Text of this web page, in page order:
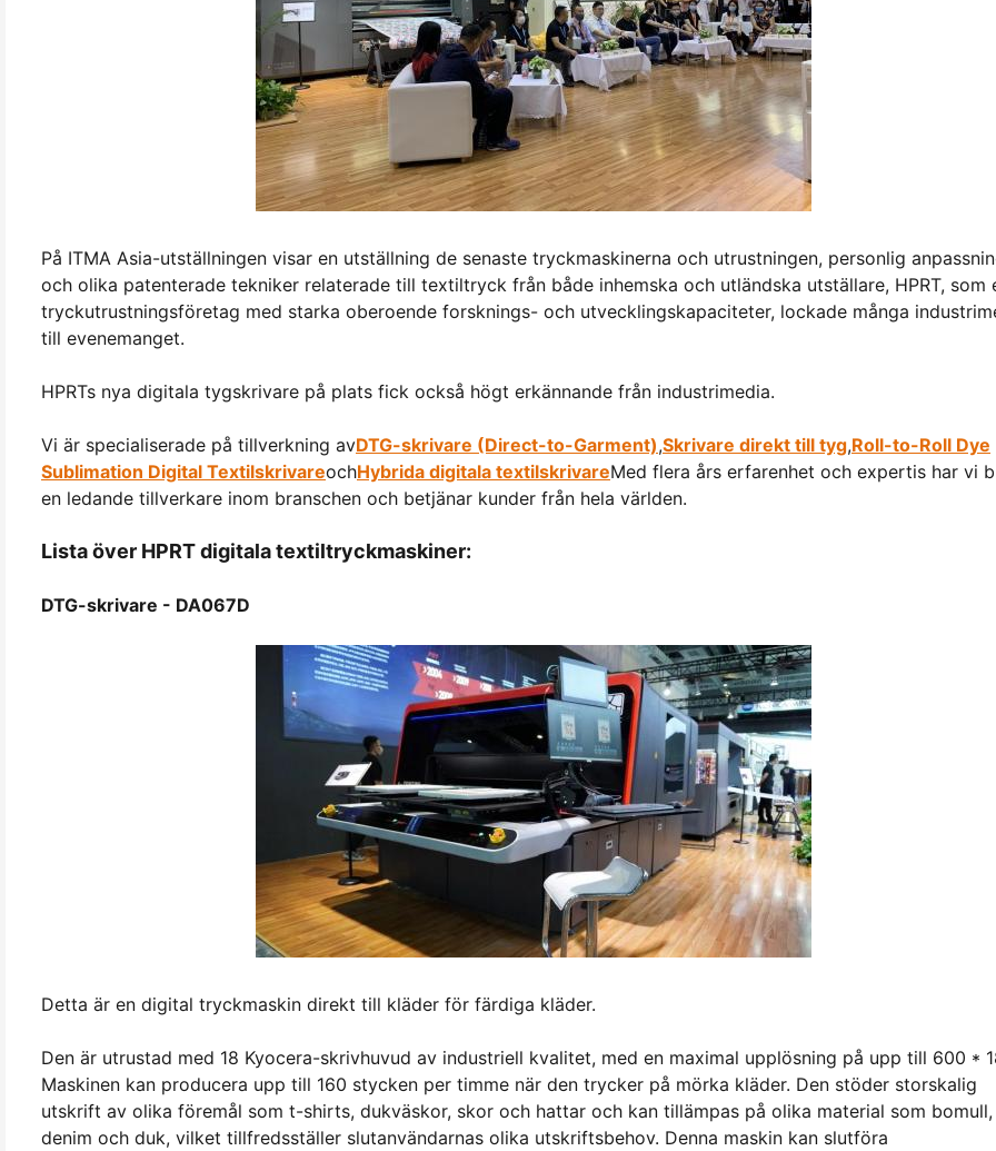
På ITMA Asia-utställningen visar en utställning de senaste tryckmaskinerna och utrustningen, personlig
och olika patenterade tekniker relaterade till textiltryck från både inhemska och utländska utställare, HPRT, som
tryckutrustningsföretag med starka oberoende forsknings- och utvecklingskapaciteter, lockade många
till evenemanget.
HPRTs nya digitala tygskrivare på plats fick också högt erkännande från industrimedia.
Vi är specialiserade på tillverkning avDTG-skrivare (Direct-to-Garment),Skrivare direkt till tyg,Roll-to-Roll Dye
Sublimation Digital TextilskrivareochHybrida digitala textilskrivareMed flera års erfarenhet och expertis har vi
en ledande tillverkare inom branschen och betjänar kunder från hela världen.
Lista över HPRT digitala textiltryckmaskiner:
DTG-skrivare - DA067D
Detta är en digital tryckmaskin direkt till kläder för färdiga kläder.
Den är utrustad med 18 Kyocera-skrivhuvud av industriell kvalitet, med en maximal upplösning på upp till 600 *
Maskinen kan producera upp till 160 stycken per timme när den trycker på mörka kläder. Den stöder storskalig
utskrift av olika föremål som t-shirts, dukväskor, skor och hattar och kan tillämpas på olika material som bomull,
denim och duk, vilket tillfredsställer slutanvändarnas olika utskriftsbehov. Denna maskin kan slutföra